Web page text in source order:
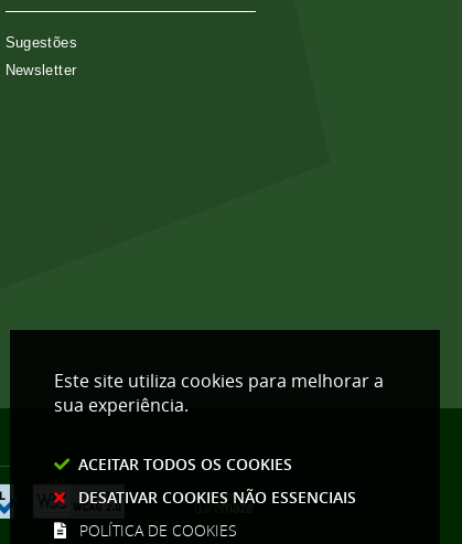
Sugestões
Newsletter
Este site utiliza cookies para melhorar a
sua experiência.
ACEITAR TODOS OS COOKIES
DESATIVAR COOKIES NÃO ESSENCIAIS
POLÍTICA DE COOKIES